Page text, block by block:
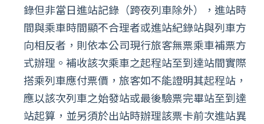
錄但非當日進站記錄（跨夜列車除外），進站時
間與乘車時間顯不合理者或進站紀錄站與列車方
向相反者，則依本公司現行旅客無票乘車補票方
式辦理。補收該次乘車之起程站至到達站間實際
搭乘列車應付票價，旅客如不能證明其起程站，
應以該次列車之始發站或最後驗票完畢站至到達
站起算，並另須於出站時辦理該票卡前次進站異